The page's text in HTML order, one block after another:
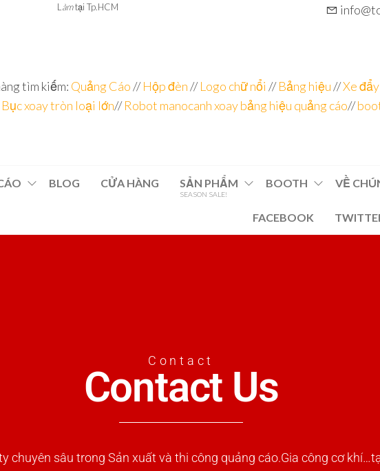
L àmtại Tp.HCM
tìm kiếm: Quảng Cáo//Hộp đèn//Logo chữ nổi //Bảng hiệu//Xe
Bục xoay tròn loại lớn//Robot manocanh xoay bảng hiệu quảng cáo//
BLOG CỬA HÀNG SẢN PHẨM
SEASON SALE!
BOOTH VỀ
FACEBOOK
Contact
Contact Us
chuyên sâu trong Sản xuất và thi công quảng cáo.Gia công cơ